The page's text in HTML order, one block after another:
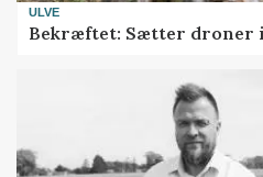
ULVE
Bekræftet: Sætter droner